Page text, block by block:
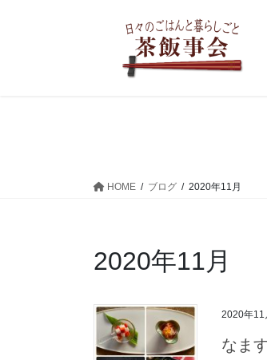
HOME ブログ 2020年11月
2020年11月
2020年11
な